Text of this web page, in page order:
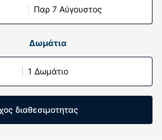
Παρ 7 Αύγουστος
Δωμάτια
1 Δωμάτιο
διαθεσιμοτητας